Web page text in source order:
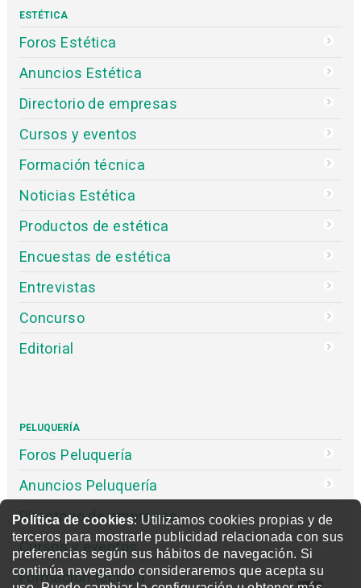
Política de cookies: Utilizamos cookies propias y de
terceros para mostrarle publicidad relacionada con sus
preferencias según sus hábitos de navegación. Si
continúa navegando consideraremos que acepta su
ESTÉTICA
Foros Estética
Anuncios Estética
Directorio de empresas
Cursos y eventos
Formación técnica
Noticias Estética
Productos de estética
Encuestas de estética
Entrevistas
Concurso
Editorial
PELUQUERÍA
Foros Peluquería
Anuncios Peluquería
Directorio de empresas
Cursos y eventos
Formación técnica